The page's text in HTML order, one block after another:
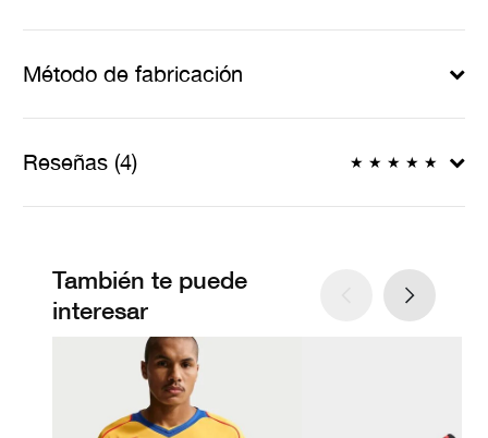
Método de fabricación
Reseñas (4) ★ ★ ★ ★ ★
También te puede
interesar